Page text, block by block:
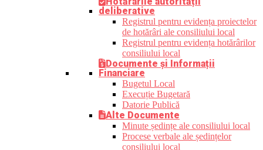
deliberative
Registrul pentru evidența proiectelor
de hotărâri ale consiliului local
Registrul pentru evidența hotărârilor
consiliului local
Documente și Informații
Financiare
Bugetul Local
Execuție Bugetară
Datorie Publică
Alte Documente
Minute ședințe ale consiliului local
Procese verbale ale ședințelor
consiliului local